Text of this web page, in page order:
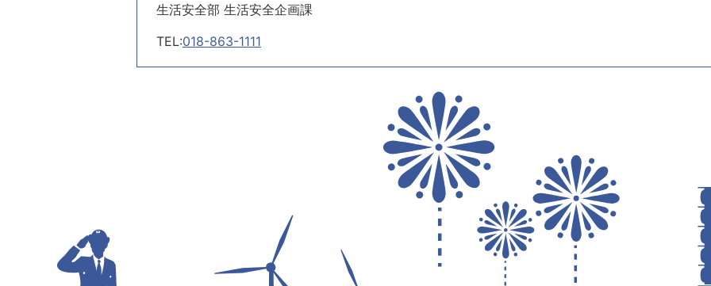
生活安全部 生活安全企画課
TEL:018-863-1111